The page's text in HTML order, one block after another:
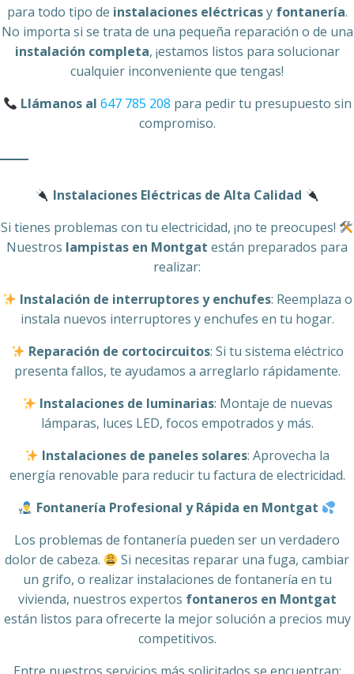
para todo tipo de instalaciones eléctricasy fontanería.
No importa si se trata de una pequeña reparación o de una
instalación completa, ¡estamos listos para solucionar
cualquier inconveniente que tengas!
Llámanos al 647 785 208 para pedir tu presupuesto sin
compromiso.
Instalaciones Eléctricas de Alta Calidad
Si tienes problemas con tu electricidad, ¡no te preocupes!
Nuestros lampistas en Montgat están preparados para
realizar:
Instalación de interruptores y enchufes: Reemplaza o
instala nuevos interruptores y enchufes en tu hogar.
Reparación de cortocircuitos: Si tu sistema eléctrico
presenta fallos, te ayudamos a arreglarlo rápidamente.
Instalaciones de luminarias: Montaje de nuevas
lámparas, luces LED, focos empotrados y más.
Instalaciones de paneles solares: Aprovecha la
energía renovable para reducir tu factura de electricidad.
Fontanería Profesional y Rápida en Montgat
Los problemas de fontanería pueden ser un verdadero
dolor de cabeza.
Si necesitas reparar una fuga, cambiar
un grifo, o realizar instalaciones de fontanería en tu
vivienda, nuestros expertos fontaneros en Montgat
están listos para ofrecerte la mejor solución a precios muy
competitivos.